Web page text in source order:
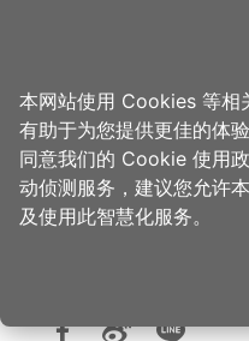
首页 > 想去的地方 > 美食、购物
Global
本网站使用 Cookies 等相
有助于为您提供更佳的体
同意我们的 Cookie 使用
动侦测服务，建议您允许
及使用此智慧化服务。